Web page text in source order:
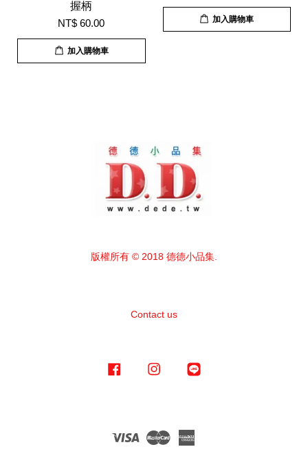
握柄
NT$ 60.00
加入購物車
加入購物車
版權所有 © 2018 德德小品集.
Contact us
Facebook Instagram
Visa Master